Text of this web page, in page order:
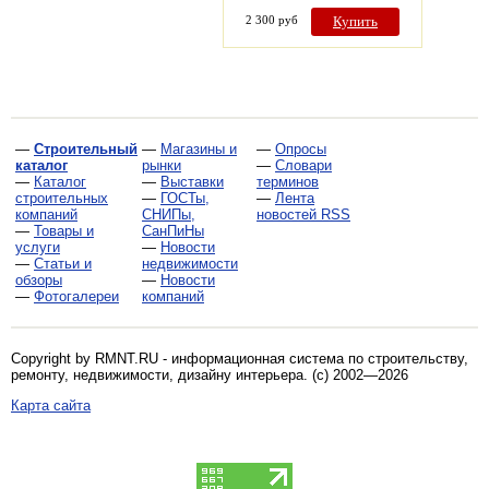
2 300 руб Купить
— Строительный
каталог
— Каталог
строительных
компаний
— Товары и
услуги
— Статьи и
обзоры
— Фотогалереи
— Магазины и
рынки
— Выставки
— ГОСТы,
СНИПы,
СанПиНы
— Новости
недвижимости
— Новости
компаний
— Опросы
— Словари
терминов
— Лента
новостей RSS
Copyright by RMNT.RU - информационная система по строительству,
ремонту, недвижимости, дизайну интерьера. (c) 2002—2026
Карта сайта